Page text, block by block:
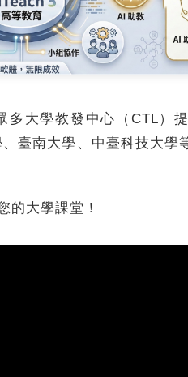
多大學教發中心（CTL）
臺南大學、中臺科技大學
的大學課堂！